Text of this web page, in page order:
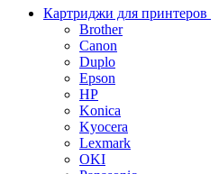
Картриджи для принтеров
Brother
Canon
Duplo
Epson
HP
Konica
Kyocera
Lexmark
OKI